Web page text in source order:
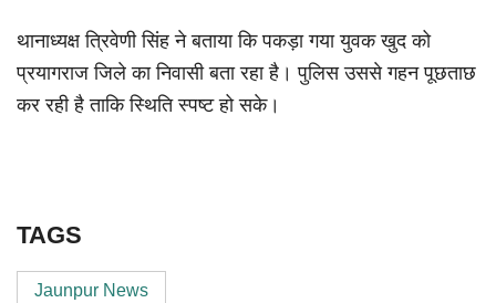
थानाध्यक्ष त्रिवेणी सिंह ने बताया कि पकड़ा गया युवक खुद को
प्रयागराज जिले का निवासी बता रहा है। पुलिस उससे गहन पूछताछ
कर रही है ताकि स्थिति स्पष्ट हो सके।
TAGS
Jaunpur News